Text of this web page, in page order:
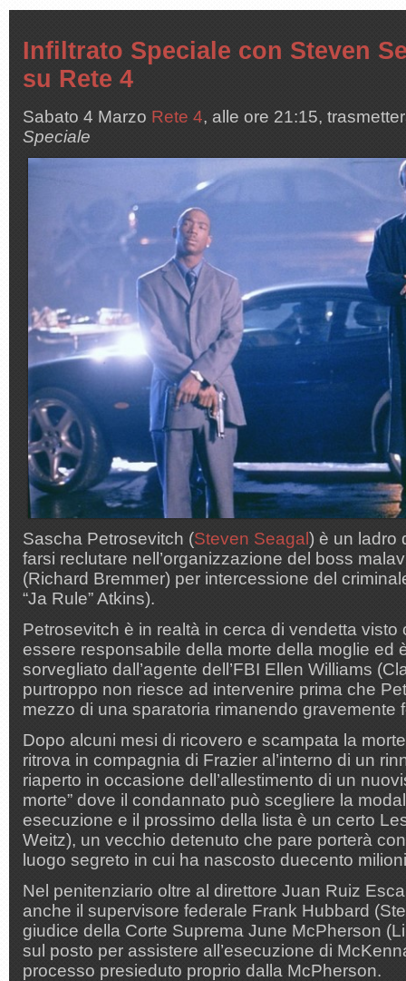
Infiltrato Speciale con Steven
su Rete 4
Sabato 4 Marzo Rete 4, alle ore 21:15,
Speciale
Sascha Petrosevitch (Steven Seagal) è un ladro
farsi reclutare nell’organizzazione del boss
(Richard Bremmer) per intercessione del
“Ja Rule” Atkins).
Petrosevitch è in realtà in cerca di vendetta visto
essere responsabile della morte della moglie ed
sorvegliato dall’agente dell’FBI Ellen Williams
purtroppo non riesce ad intervenire prima che
mezzo di una sparatoria rimanendo gravemente
Dopo alcuni mesi di ricovero e scampata la
ritrova in compagnia di Frazier al’interno di un
riaperto in occasione dell’allestimento di un
morte” dove il condannato può scegliere la
esecuzione e il prossimo della lista è un certo
Weitz), un vecchio detenuto che pare porterà
luogo segreto in cui ha nascosto duecento
Nel penitenziario oltre al direttore Juan Ruiz
anche il supervisore federale Frank Hubbard
giudice della Corte Suprema June McPherson
sul posto per assistere all’esecuzione di
processo presieduto proprio dalla McPherson.